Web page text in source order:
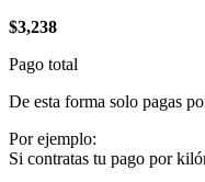
$3,238
Pago total
De esta forma solo pagas
Por ejemplo:
Si contratas tu pago por